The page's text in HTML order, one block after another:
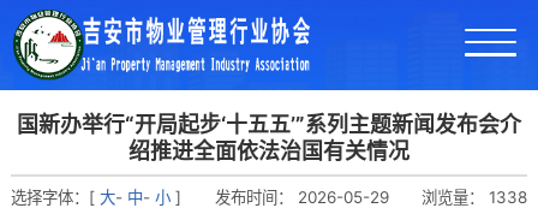
国新办举行“开局起步‘十五五’”系列主题新闻发布会介
绍推进全面依法治国有关情况
选择字体：[ 大- 中- 小] 发布时间： 2026-05-29 浏览量： 1338